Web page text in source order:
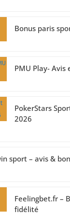
Bonus paris
PMU Play- Avis
PokerStars
2026
sport – avis &
Feelingbet.fr –
fidélité